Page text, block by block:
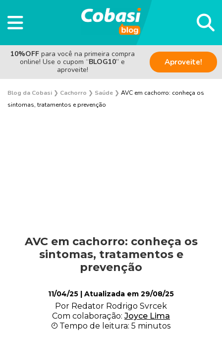
10%OFF para você na primeira compra
online! Use o cupom “BLOG10” e
aproveite!
Aproveite!
Blog da Cobasi ❯ Cachorro ❯ Saúde ❯ AVC em cachorro: conheça os
sintomas, tratamentos e prevenção
Alimentação
Filhotes
AVC em cachorro: conheça os
sintomas, tratamentos e
prevenção
11/04/25 | Atualizada em 29/08/25
Por Redator Rodrigo Svrcek
Com colaboração: Joyce Lima
Tempo de leitura: 5 minutos